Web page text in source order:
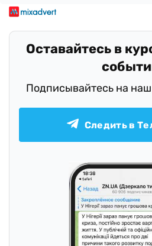
Оставайтесь в
Подписывайтесь на наш
Следить в